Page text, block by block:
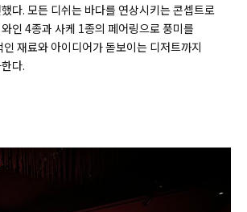
다. 모든 디쉬는 바다를 연상시키는 콘셉트로
인 4종과 사케 1종의 페어링으로 풍미를
재료와 아이디어가 돋보이는 디저트까지
다.